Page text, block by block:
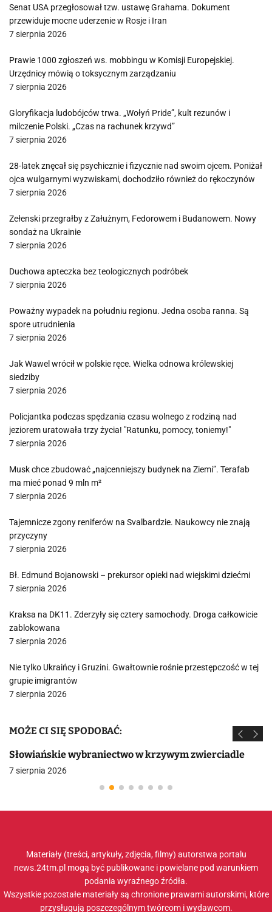
Senat USA przegłosował tzw. ustawę Grahama. Dokument
przewiduje mocne uderzenie w Rosje i Iran
7 sierpnia 2026
Prawie 1000 zgłoszeń ws. mobbingu w Komisji Europejskiej.
Urzędnicy mówią o toksycznym zarządzaniu
7 sierpnia 2026
Gloryfikacja ludobójców trwa. „Wołyń Pride”, kult rezunów i
milczenie Polski. „Czas na rachunek krzywd”
7 sierpnia 2026
28-latek znęcał się psychicznie i fizycznie nad swoim ojcem. Poniżał
ojca wulgarnymi wyzwiskami, dochodziło również do rękoczynów
7 sierpnia 2026
Zełenski przegrałby z Załużnym, Fedorowem i Budanowem. Nowy
sondaż na Ukrainie
7 sierpnia 2026
Duchowa apteczka bez teologicznych podróbek
7 sierpnia 2026
Poważny wypadek na południu regionu. Jedna osoba ranna. Są
spore utrudnienia
7 sierpnia 2026
Jak Wawel wrócił w polskie ręce. Wielka odnowa królewskiej
siedziby
7 sierpnia 2026
Policjantka podczas spędzania czasu wolnego z rodziną nad
jeziorem uratowała trzy życia! "Ratunku, pomocy, toniemy!"
7 sierpnia 2026
Musk chce zbudować „najcenniejszy budynek na Ziemi”. Terafab
ma mieć ponad 9 mln m²
7 sierpnia 2026
Tajemnicze zgony reniferów na Svalbardzie. Naukowcy nie znają
przyczyny
7 sierpnia 2026
Bł. Edmund Bojanowski – prekursor opieki nad wiejskimi dziećmi
7 sierpnia 2026
Kraksa na DK11. Zderzyły się cztery samochody. Droga całkowicie
zablokowana
7 sierpnia 2026
Nie tylko Ukraińcy i Gruzini. Gwałtownie rośnie przestępczość w tej
grupie imigrantów
7 sierpnia 2026
MOŻE CI SIĘ SPODOBAĆ:
Słowiańskie wybraniectwo w krzywym zwierciadle
7 sierpnia 2026
Materiały (treści, artykuły, zdjęcia, filmy) autorstwa portalu
news.24tm.pl mogą być publikowane i powielane pod warunkiem
podania wyraźnego źródła.
Wszystkie pozostałe materiały są chronione prawami autorskimi, które
przysługują poszczególnym twórcom i wydawcom.